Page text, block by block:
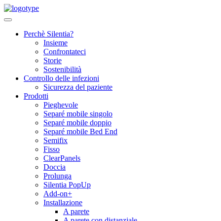
Skip
to
Perchè Silentia?
Insieme
Confrontateci
Storie
Sostenibilità
Controllo delle infezioni
Sicurezza del paziente
Prodotti
Pieghevole
Separé mobile singolo
Separé mobile doppio
Separé mobile Bed End
Semifix
Fisso
ClearPanels
Doccia
Prolunga
Silentia PopUp
Add-on+
Installazione
A parete